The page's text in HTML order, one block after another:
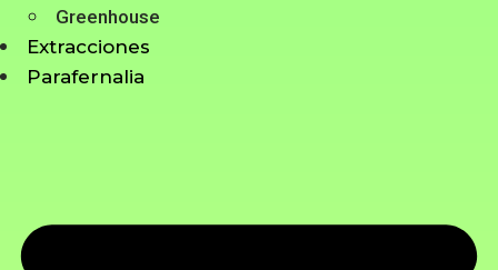
Greenhouse
Extracciones
Parafernalia